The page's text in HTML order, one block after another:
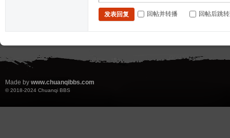
发表回复 回帖并转播 回帖后跳
Made by www.chuanqibbs.com
© 2018-2024 Chuanqi BBS